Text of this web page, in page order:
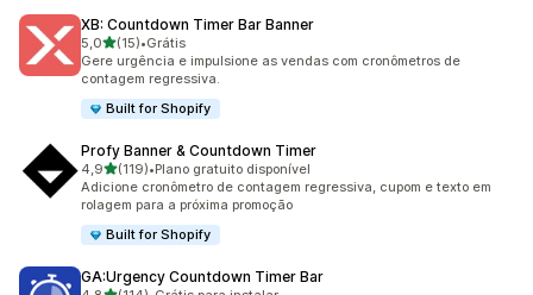
XB: Countdown Timer Bar Banner
5,0de 5 estrelas
(15)
15 avaliações ao todo
•Grátis
Gere urgência e impulsione as vendas com cronômetros de
contagem regressiva.
Built for Shopify
Profy Banner & Countdown Timer
4,9de 5 estrelas
(119)
119 avaliações ao todo
•Plano gratuito disponível
Adicione cronômetro de contagem regressiva, cupom e texto em
rolagem para a próxima promoção
Built for Shopify
GA:Urgency Countdown Timer Bar